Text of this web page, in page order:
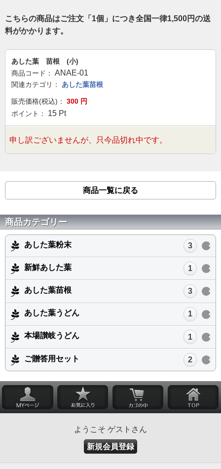
こちらの商品はご注文「1個」につき全国一律1,500円の送
料がかかります。
あした葉 苗根 (小)
商品コード：
ANAE-01
関連カテゴリ： あした葉苗根
販売価格(税込)： 300 円
ポイント：
15 Pt
申し訳ございませんが、只今品切れ中です。
商品一覧に戻る
商品カテゴリー
あした葉粉末 3
新鮮あした葉 1
あした葉苗根 3
あした葉うどん 1
本場讃岐うどん 1
ご贈答用セット 2
ようこそ ゲストさん
新規会員登録